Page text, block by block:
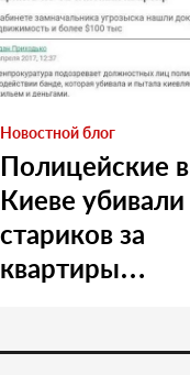
Новостной блог
Полицейские в
Киеве убивали
стариков за
квартиры…